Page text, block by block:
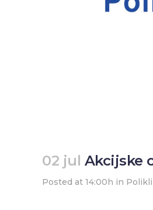
02 jul Akcijske
Posted at 14:00h in